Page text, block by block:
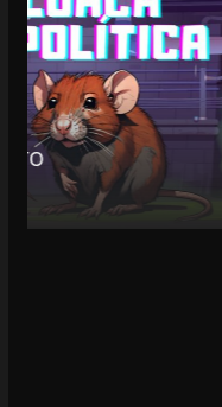
LOCALES OPINIÓN
TOP TEN DEL
7 agosto, 2026